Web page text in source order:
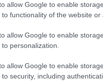
allow Google to enable storage
to functionality of the website or
allow Google to enable storage
personalization.
allow Google to enable storage
to security, including
már vele évek óta" -